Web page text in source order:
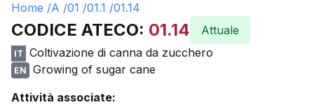
Home /A /01 /01.1 /01.14
CODICE ATECO: 01.14 Attuale
IT Coltivazione di canna da zucchero
EN
Growing of sugar cane
Attività associate: